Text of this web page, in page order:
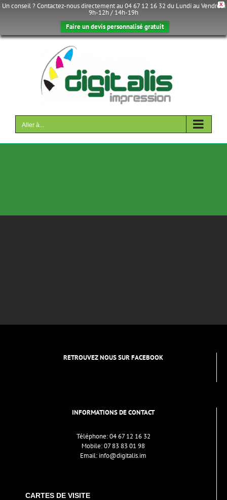
X
Un conseil ? Contactez-nous directement au 04 67 12 16 32 du Lundi au Vendredi
9h-12h / 14h-19h
Faire un devis personnalisé gratuit
Passer
Aller à...
RETROUVEZ NOUS SUR FACEBOOK
INFORMATIONS DE CONTACT
Téléphone:04 67 12 16 32
Mobile:07 83 83 01 98
Email: info@digitalis.im
CARTES DE VISITE